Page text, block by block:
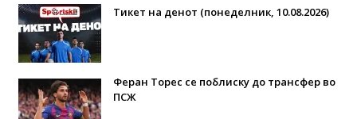
Тикет на денот (понеделник, 10.08.2026)
Феран Торес се поблиску до трансфер во
ПСЖ